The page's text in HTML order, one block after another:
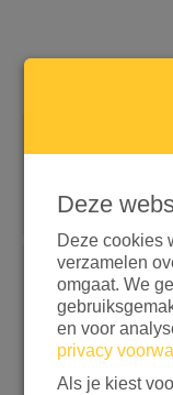
Snel doneren
human,
ignore
Ik wil doneren aan
Kies een bedrag
Deze
Deze cookies
verzamelen
omgaat. We
en voor
privacy
Als je kiest